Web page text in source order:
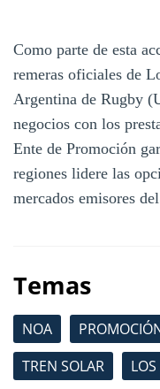
Como parte de esta
remeras oficiales de
Argentina de Rugby
negocios con los
Ente de Promoción
regiones lidere las
mercados emisores
Temas
NOA
TREN SOLAR